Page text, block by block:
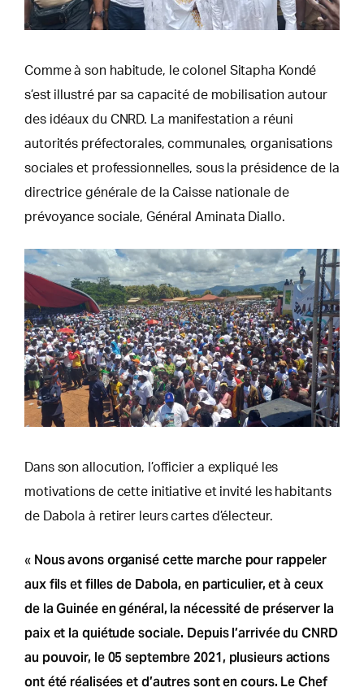
Comme à son habitude, le colonel Sitapha Kondé
s’est illustré par sa capacité de mobilisation autour
des idéaux du CNRD. La manifestation a réuni
autorités préfectorales, communales, organisations
sociales et professionnelles, sous la présidence de la
directrice générale de la Caisse nationale de
prévoyance sociale, Général Aminata Diallo.
Dans son allocution, l’officier a expliqué les
motivations de cette initiative et invité les habitants
de Dabola à retirer leurs cartes d’électeur.
« Nous avons organisé cette marche pour rappeler
aux fils et filles de Dabola, en particulier, et à ceux
de la Guinée en général, la nécessité de préserver la
paix et la quiétude sociale. Depuis l’arrivée du CNRD
au pouvoir, le 05 septembre 2021, plusieurs actions
ont été réalisées et d’autres sont en cours. Le Chef